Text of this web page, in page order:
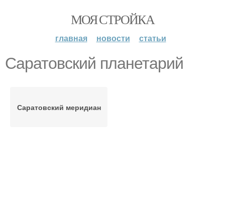
МОЯ СТРОЙКА
главная новости статьи
Саратовский планетарий
Саратовский меридиан